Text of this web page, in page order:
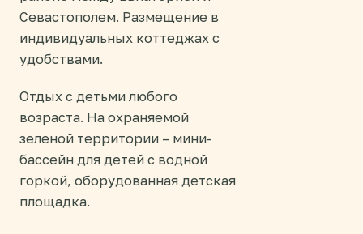
Севастополем. Размещение в
индивидуальных коттеджах с
удобствами.
Отдых с детьми любого
возраста. На охраняемой
зеленой территории – мини-
бассейн для детей с водной
горкой, оборудованная детская
площадка.